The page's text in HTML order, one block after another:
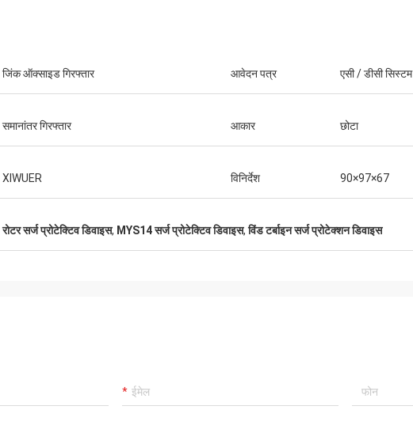
क्षमताएं हैं और यह
रिचर्ड
उत्कृष्ट, सहज सेवा प्रदान की है कि हमें क्या चाहिए।"
जिंक ऑक्साइड गिरफ्तार आवेदन पत्र एसी / डीसी सिस्टम
समानांतर गिरफ्तार आकार छोटा
XIWUER विनिर्देश 90×97×67
रोटर सर्ज प्रोटेक्टिव डिवाइस, MYS14 सर्ज प्रोटेक्टिव डिवाइस,विंड टर्बाइन सर्ज प्रोटेक्शन डिवाइस